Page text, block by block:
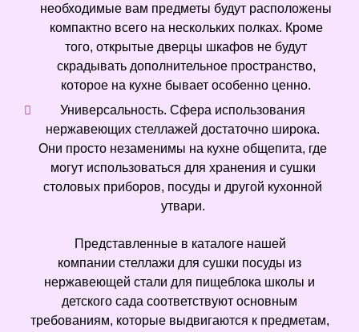
необходимые вам предметы будут расположены
компактно всего на нескольких полках. Кроме
того, открытые дверцы шкафов не будут
скрадывать дополнительное пространство,
которое на кухне бывает особенно ценно.
Универсальность. Сфера использования
нержавеющих стеллажей достаточно широка.
Они просто незаменимы на кухне общепита, где
могут использоваться для хранения и сушки
столовых приборов, посуды и другой кухонной
утвари.
Представленные в каталоге нашей
компании стеллажи для сушки посуды из
нержавеющей стали для пищеблока школы и
детского сада соответствуют основным
требованиям, которые выдвигаются к предметам,